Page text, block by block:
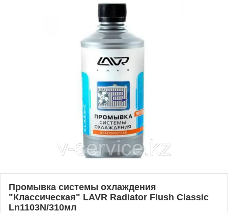
Промывка системы охлаждения
"Классическая" LAVR Radiator Flush Classic
Ln1103N/310мл